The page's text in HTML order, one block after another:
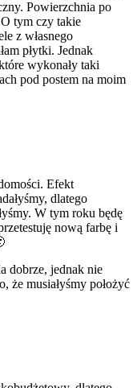
Powierzchnia po
tym czy takie
z własnego
płytki. Jednak
wykonały taki
pod postem na moim
Efekt
dlatego
W tym roku będę
nową farbę i
dobrze, jednak nie
że musiałyśmy położyć